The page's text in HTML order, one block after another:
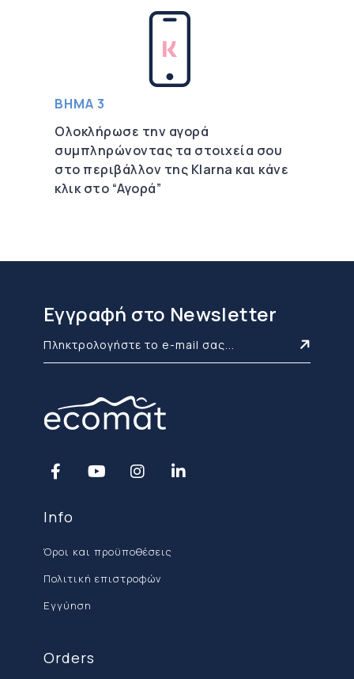
ΒΗΜΑ 3
Ολοκλήρωσε την αγορά
συμπληρώνοντας τα στοιχεία σου
στο περιβάλλον της Klarna και κάνε
κλικ στο “Αγορά”
Εγγραφή στο Newsletter
Info
Όροι και προϋποθέσεις
Πολιτική επιστροφών
Εγγύηση
Orders